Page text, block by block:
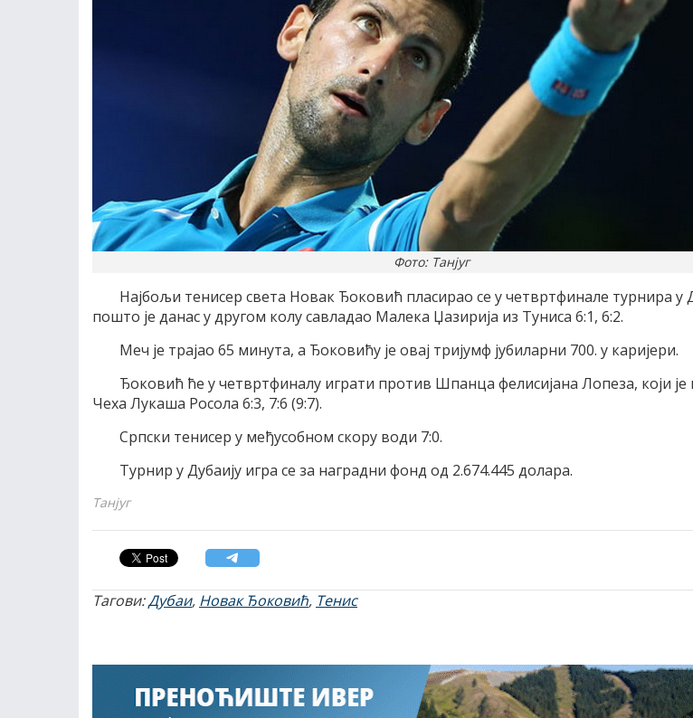
Фото: Танјуг
Наjбољи тенисер света Новак Ђоковић пласирао се у четвртфинале турнира у
пошто jе данас у другом колу савладао Mалека Џазириjа из Tуниса 6:1, 6:2.
Mеч jе траjао 65 минута, а Ђоковићу jе оваj триjумф jубиларни 700. у кариjери.
Ђоковић ће у четвртфиналу играти против Шпанца фелисиjана Лопеза, коjи jе
Чеха Лукаша Росола 6:3, 7:6 (9:7).
Српски тенисер у међусобном скору води 7:0.
Tурнир у Дубаиjу игра се за наградни фонд од 2.674.445 долара.
Танјуг
Тагови:Дубаи, Новак Ђоковић, Тенис